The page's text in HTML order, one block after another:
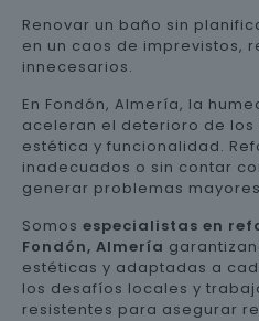
Renovar un baño sin
en un caos de imprevistos,
innecesarios.
En Fondón, Almería, la
aceleran el deterioro de los
estética y funcionalidad.
inadecuados o sin contar
generar problemas
Somos especialistas en
Fondón, Almería
estéticas y adaptadas a
los desafíos locales y
resistentes para asegurar